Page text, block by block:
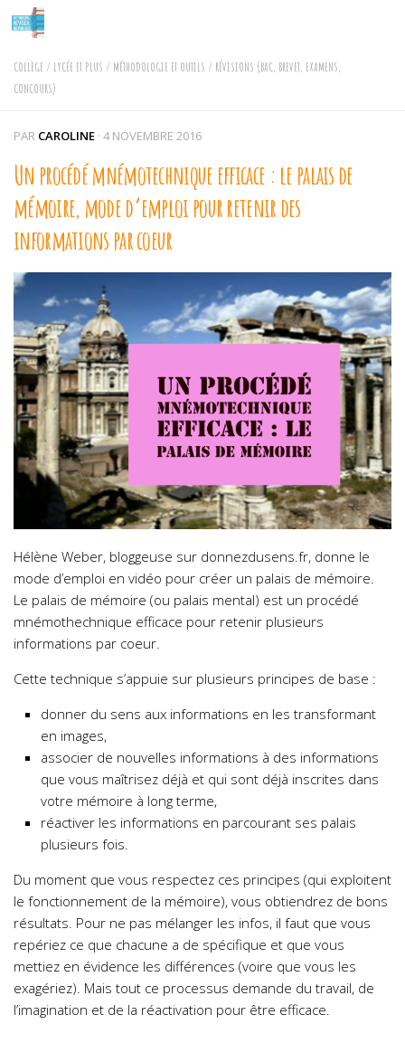
Skip to content
COLLÈGE / LYCÉE ET PLUS / MÉTHODOLOGIE ET OUTILS / RÉVISIONS (BAC, BREVET, EXAMENS,
CONCOURS)
PAR CAROLINE · 4 NOVEMBRE 2016
Un procédé mnémotechnique efficace : le palais de
mémoire, mode d’emploi pour retenir des
informations par coeur
Hélène Weber, bloggeuse sur donnezdusens.fr, donne le
mode d’emploi en vidéo pour créer un palais de mémoire.
Le palais de mémoire (ou palais mental) est un procédé
mnémothechnique efficace pour retenir plusieurs
informations par coeur.
Cette technique s’appuie sur plusieurs principes de base :
donner du sens aux informations en les transformant
en images,
associer de nouvelles informations à des informations
que vous maîtrisez déjà et qui sont déjà inscrites dans
votre mémoire à long terme,
réactiver les informations en parcourant ses palais
plusieurs fois.
Du moment que vous respectez ces principes (qui exploitent
le fonctionnement de la mémoire), vous obtiendrez de bons
résultats. Pour ne pas mélanger les infos, il faut que vous
repériez ce que chacune a de spécifique et que vous
mettiez en évidence les différences (voire que vous les
exagériez). Mais tout ce processus demande du travail, de
l’imagination et de la réactivation pour être efficace.